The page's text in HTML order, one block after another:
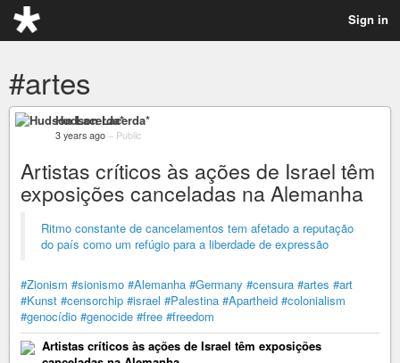
Sign in
#artes
Hudson Lacerda*
3 years ago – Public
Artistas críticos às ações de Israel têm
exposições canceladas na Alemanha
Ritmo constante de cancelamentos tem afetado a reputação
do país como um refúgio para a liberdade de expressão
#Zionism #sionismo #Alemanha #Germany #censura #artes #art
#Kunst #censorchip #israel #Palestina #Apartheid #colonialism
#genocídio #genocide #free #freedom
Artistas críticos às ações de Israel têm exposições